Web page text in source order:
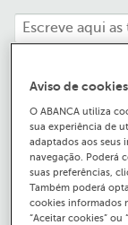
No
Aviso de cookies
O ABANCA utiliza
sua experiência de
adaptados aos seus
navegação. Poderá
suas preferências,
Também poderá
cookies informados
“Aceitar cookies” ou